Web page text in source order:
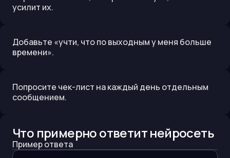
усилит их.
Добавьте «учти, что по выходным у меня больше
времени».
Попросите чек-лист на каждый день отдельным
сообщением.
Что примерно ответит нейросеть
Пример ответа